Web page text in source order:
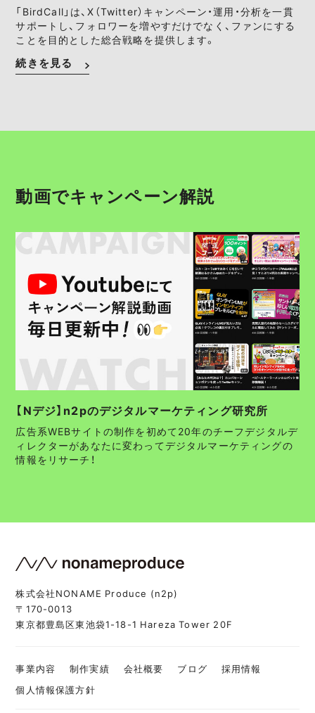
「BirdCall」は、X（Twitter）キャンペーン・運用・分析を一貫
サポートし、フォロワーを増やすだけでなく、ファンにする
ことを目的とした総合戦略を提供します。
続きを見る
動画でキャンペーン解説
【Nデジ】n2pのデジタルマーケティング研究所
広告系WEBサイトの制作を初めて20年のチーフデジタルデ
ィレクターがあなたに変わってデジタルマーケティングの
情報をリサーチ！
株式会社NONAME Produce (n2p)
〒170-0013
東京都豊島区東池袋1-18-1 Hareza Tower 20F
事業内容 制作実績 会社概要 ブログ
採用情報
個人情報保護方針